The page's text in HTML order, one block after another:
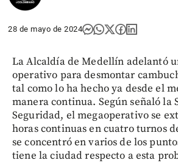
28 de mayo de 2024
La Alcaldía de Medellín adelantó
operativo para desmontar
tal como lo ha hecho ya desde el
manera continua. Según señaló la
Seguridad, el megaoperativo se
horas continuas en cuatro turnos
se concentró en varios de los
tiene la ciudad respecto a esta